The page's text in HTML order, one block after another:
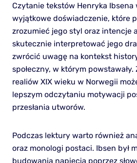
Czytanie tekstów Henryka Ibsena
wyjątkowe doświadczenie, które
zrozumieć jego styl oraz intencje
skutecznie interpretować jego
zwrócić uwagę na kontekst
społeczny, w którym
realiów XIX wieku w Norwegii
lepszym odczytaniu motywacji
przesłania utworów.
Podczas lektury warto również
oraz monologi postaci. Ibsen był
budowania napięcia poprzez